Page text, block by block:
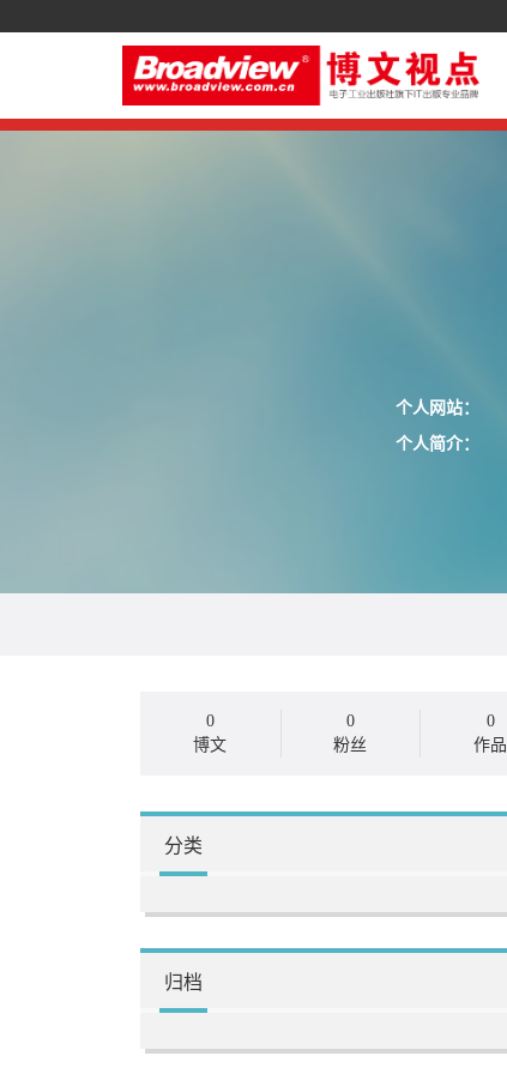
个人网站：
个人简介：
0
博文
0
粉丝
0
作品
分类
归档